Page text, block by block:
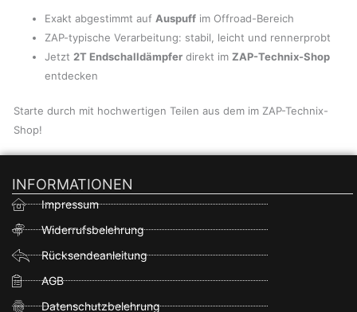
Exakt abgestimmt auf Auspuff im Offroad-Bereich
ZAP-typische Verarbeitung: stabil, leicht und rennerprobt
Jetzt 2T Endschalldämpfer direkt im ZAP-Technix-Shop
entdecken
Starte durch mit hochwertigen Teilen aus dem im ZAP-Technix-
Shop!
INFORMATIONEN
Impressum
Widerrufsbelehrung
Rücksendeanleitung
AGB
Datenschutzbelehrung